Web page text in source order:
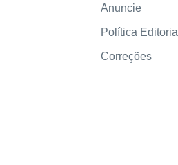
Anuncie
Política Editorial
Correções